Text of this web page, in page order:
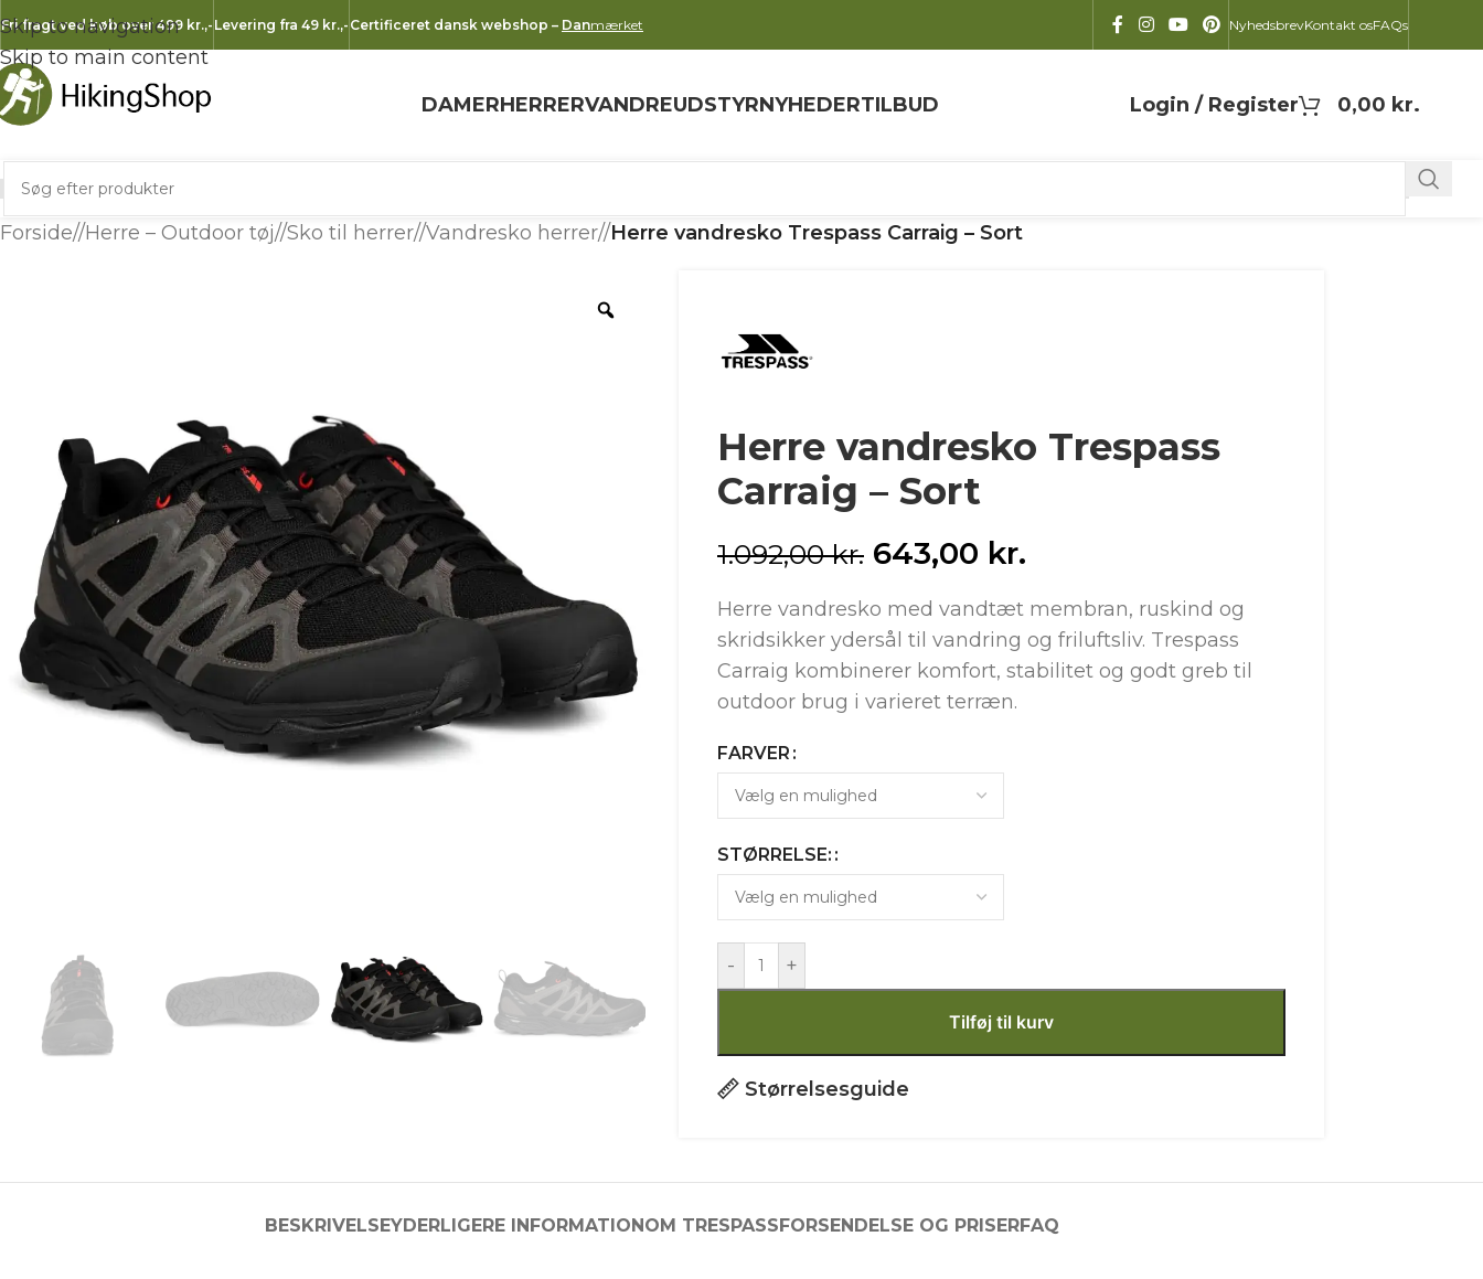
Skip to navigation
Skip to main content
Fri fragt ved køb over 499 kr.,- Levering fra 49 kr.,- Certificeret dansk webshop – Danmærket NyhedsbrevKontakt osFAQs
DAMERHERRERVANDREUDSTYRNYHEDERTILBUD Login / Register 0,00 kr.
Forside/ Herre – Outdoor tøj/ Sko til herrer/ Vandresko herrer/ Herre vandresko Trespass Carraig – Sort
Herre vandresko Trespass
Carraig – Sort
1.092,00kr. 643,00 kr.
Herre vandresko med vandtæt membran, ruskind og
skridsikker ydersål til vandring og friluftsliv. Trespass
Carraig kombinerer komfort, stabilitet og godt greb til
outdoor brug i varieret terræn.
FARVER
STØRRELSE:
- +
Tilføj til kurv
Størrelsesguide
BESKRIVELSEYDERLIGERE INFORMATIONOM TRESPASSFORSENDELSE OG PRISERFAQ